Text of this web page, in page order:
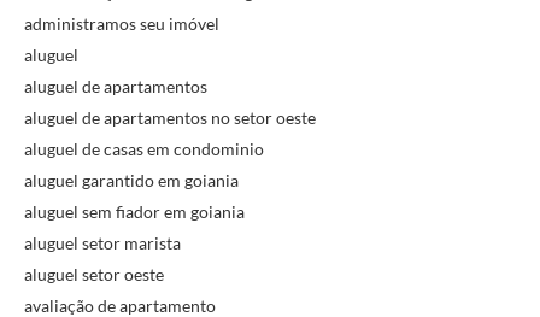
administramos seu imóvel
aluguel
aluguel de apartamentos
aluguel de apartamentos no setor oeste
aluguel de casas em condominio
aluguel garantido em goiania
aluguel sem fiador em goiania
aluguel setor marista
aluguel setor oeste
avaliação de apartamento